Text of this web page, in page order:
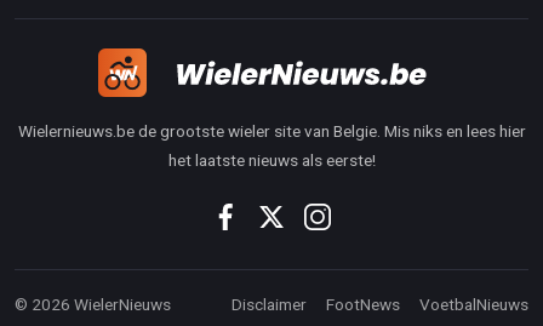
Wielernieuws.be de grootste wieler site van Belgie. Mis niks en lees hier
het laatste nieuws als eerste!
© 2026 WielerNieuws Disclaimer FootNews VoetbalNieuws